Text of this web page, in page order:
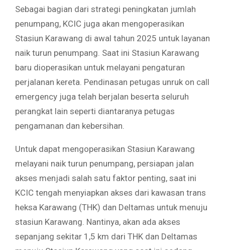
Sebagai bagian dari strategi peningkatan jumlah
penumpang, KCIC juga akan mengoperasikan
Stasiun Karawang di awal tahun 2025 untuk layanan
naik turun penumpang. Saat ini Stasiun Karawang
baru dioperasikan untuk melayani pengaturan
perjalanan kereta. Pendinasan petugas unruk on call
emergency juga telah berjalan beserta seluruh
perangkat lain seperti diantaranya petugas
pengamanan dan kebersihan.
Untuk dapat mengoperasikan Stasiun Karawang
melayani naik turun penumpang, persiapan jalan
akses menjadi salah satu faktor penting, saat ini
KCIC tengah menyiapkan akses dari kawasan trans
heksa Karawang (THK) dan Deltamas untuk menuju
stasiun Karawang. Nantinya, akan ada akses
sepanjang sekitar 1,5 km dari THK dan Deltamas